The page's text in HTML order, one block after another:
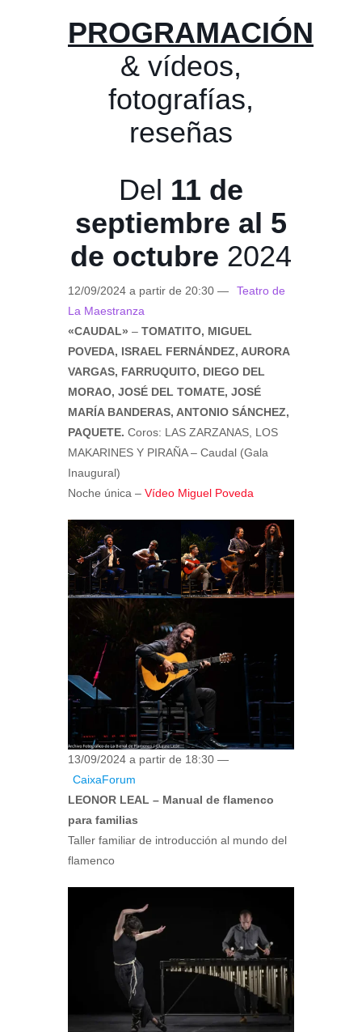
PROGRAMACIÓN
& vídeos,
fotografías,
reseñas
Del 11 de
septiembre al 5
de octubre 2024
12/09/2024 a partir de 20:30 —
Teatro de
La Maestranza
«CAUDAL» – TOMATITO, MIGUEL
POVEDA, ISRAEL FERNÁNDEZ, AURORA
VARGAS, FARRUQUITO, DIEGO DEL
MORAO, JOSÉ DEL TOMATE, JOSÉ
MARÍA BANDERAS, ANTONIO SÁNCHEZ,
PAQUETE. Coros: LAS ZARZANAS, LOS
MAKARINES Y PIRAÑA – Caudal (Gala
Inaugural)
Noche única – Vídeo Miguel Poveda
13/09/2024 a partir de 18:30 —
CaixaForum
LEONOR LEAL – Manual de flamenco
para familias
Taller familiar de introducción al mundo del
flamenco